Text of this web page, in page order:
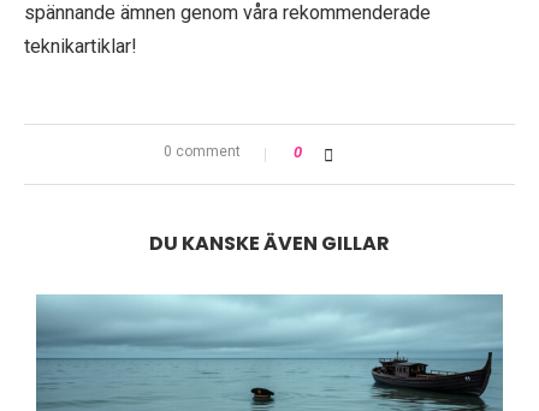
spännande ämnen genom våra rekommenderade
teknikartiklar!
0 comment 0
DU KANSKE ÄVEN GILLAR